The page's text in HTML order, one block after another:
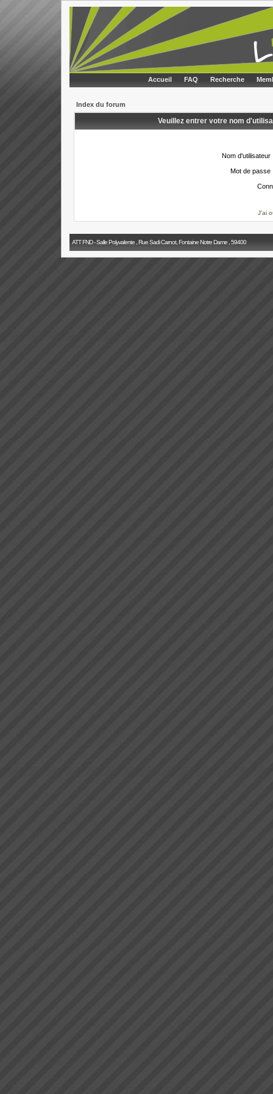
Accueil FAQ Recherche
Index du forum
Veuillez entrer votre nom
Nom d'utilisateur
Mot de passe
J'ai
ATT FND - Salle Polyvalente , Rue Sadi Carnot, Fontaine Notre Dame , 59400